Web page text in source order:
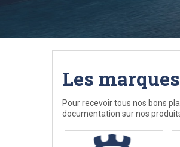
Les
Pour recevoir tous nos bons
documentation sur nos